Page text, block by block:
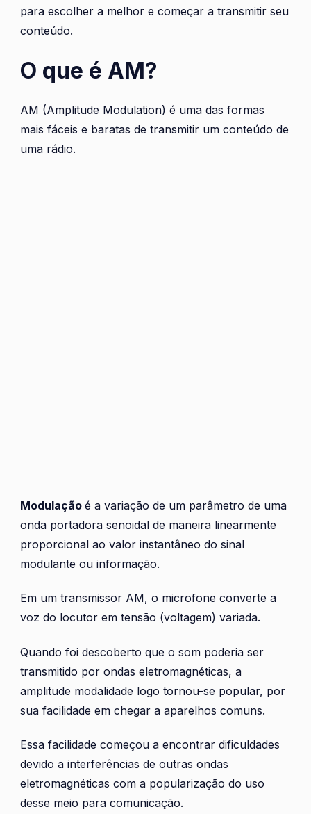
para escolher a melhor e começar a transmitir seu
conteúdo.
O que é AM?
AM (Amplitude Modulation) é uma das formas
mais fáceis e baratas de transmitir um conteúdo de
uma rádio.
Modulação é a variação de um parâmetro de uma
onda portadora senoidal de maneira linearmente
proporcional ao valor instantâneo do sinal
modulante ou informação.
Em um transmissor AM, o microfone converte a
voz do locutor em tensão (voltagem) variada.
Quando foi descoberto que o som poderia ser
transmitido por ondas eletromagnéticas, a
amplitude modalidade logo tornou-se popular, por
sua facilidade em chegar a aparelhos comuns.
Essa facilidade começou a encontrar dificuldades
devido a interferências de outras ondas
eletromagnéticas com a popularização do uso
desse meio para comunicação.